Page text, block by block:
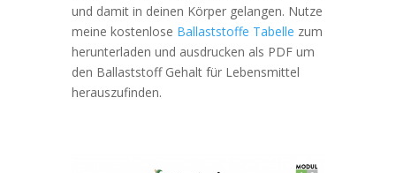
und damit in deinen Körper gelangen. Nutze
meine kostenlose Ballaststoffe Tabelle zum
herunterladen und ausdrucken als PDF um
den Ballaststoff Gehalt für Lebensmittel
herauszufinden.